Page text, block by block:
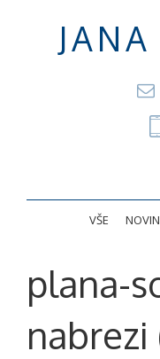
VŠE
plana-
nabrezi